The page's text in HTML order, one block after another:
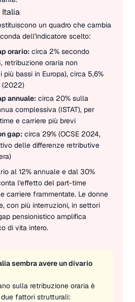
Italia
un quadro che cambia
dell'indicatore scelto:
orario: circa 2% secondo
retribuzione oraria non
più bassi in Europa), circa 5,6%
(2022)
annuale: circa 20% sulla
complessiva (ISTAT), per
e carriere più brevi
gap: circa 29% (OCSE 2024,
delle differenze retributive
al 12% annuale e dal 30%
l'effetto del part-time
carriere frammentate. Le donne
con più interruzioni, in settori
pensionistico amplifica
di vita intero.
sembra avere un divario
sulla retribuzione oraria è
fattori strutturali: